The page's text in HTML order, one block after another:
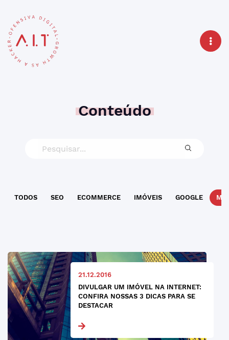
Conteúdo
TODOS SEO ECOMMERCE IMÓVEIS GOOGLE
21.12.2016
DIVULGAR UM IMÓVEL NA INTERNET:
CONFIRA NOSSAS 3 DICAS PARA SE
DESTACAR